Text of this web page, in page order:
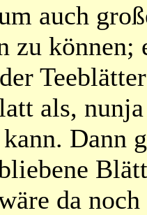
auch
zu
als,
Dann
da